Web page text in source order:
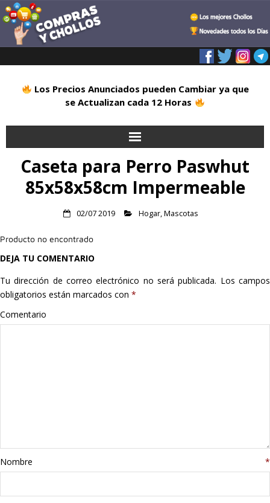
Los Precios Anunciados pueden Cambiar ya que
se Actualizan cada 12 Horas
Inicio
Alimentación
Deportes
Hogar
Informática
Stanley
libros
Caseta para Perro Paswhut
85x58x58cm Impermeable
02/07 2019 Hogar,Mascotas
Producto no encontrado
DEJA TU COMENTARIO
Tu dirección de correo electrónico no será publicada. Los campos
obligatorios están marcados con *
Comentario
Nombre *